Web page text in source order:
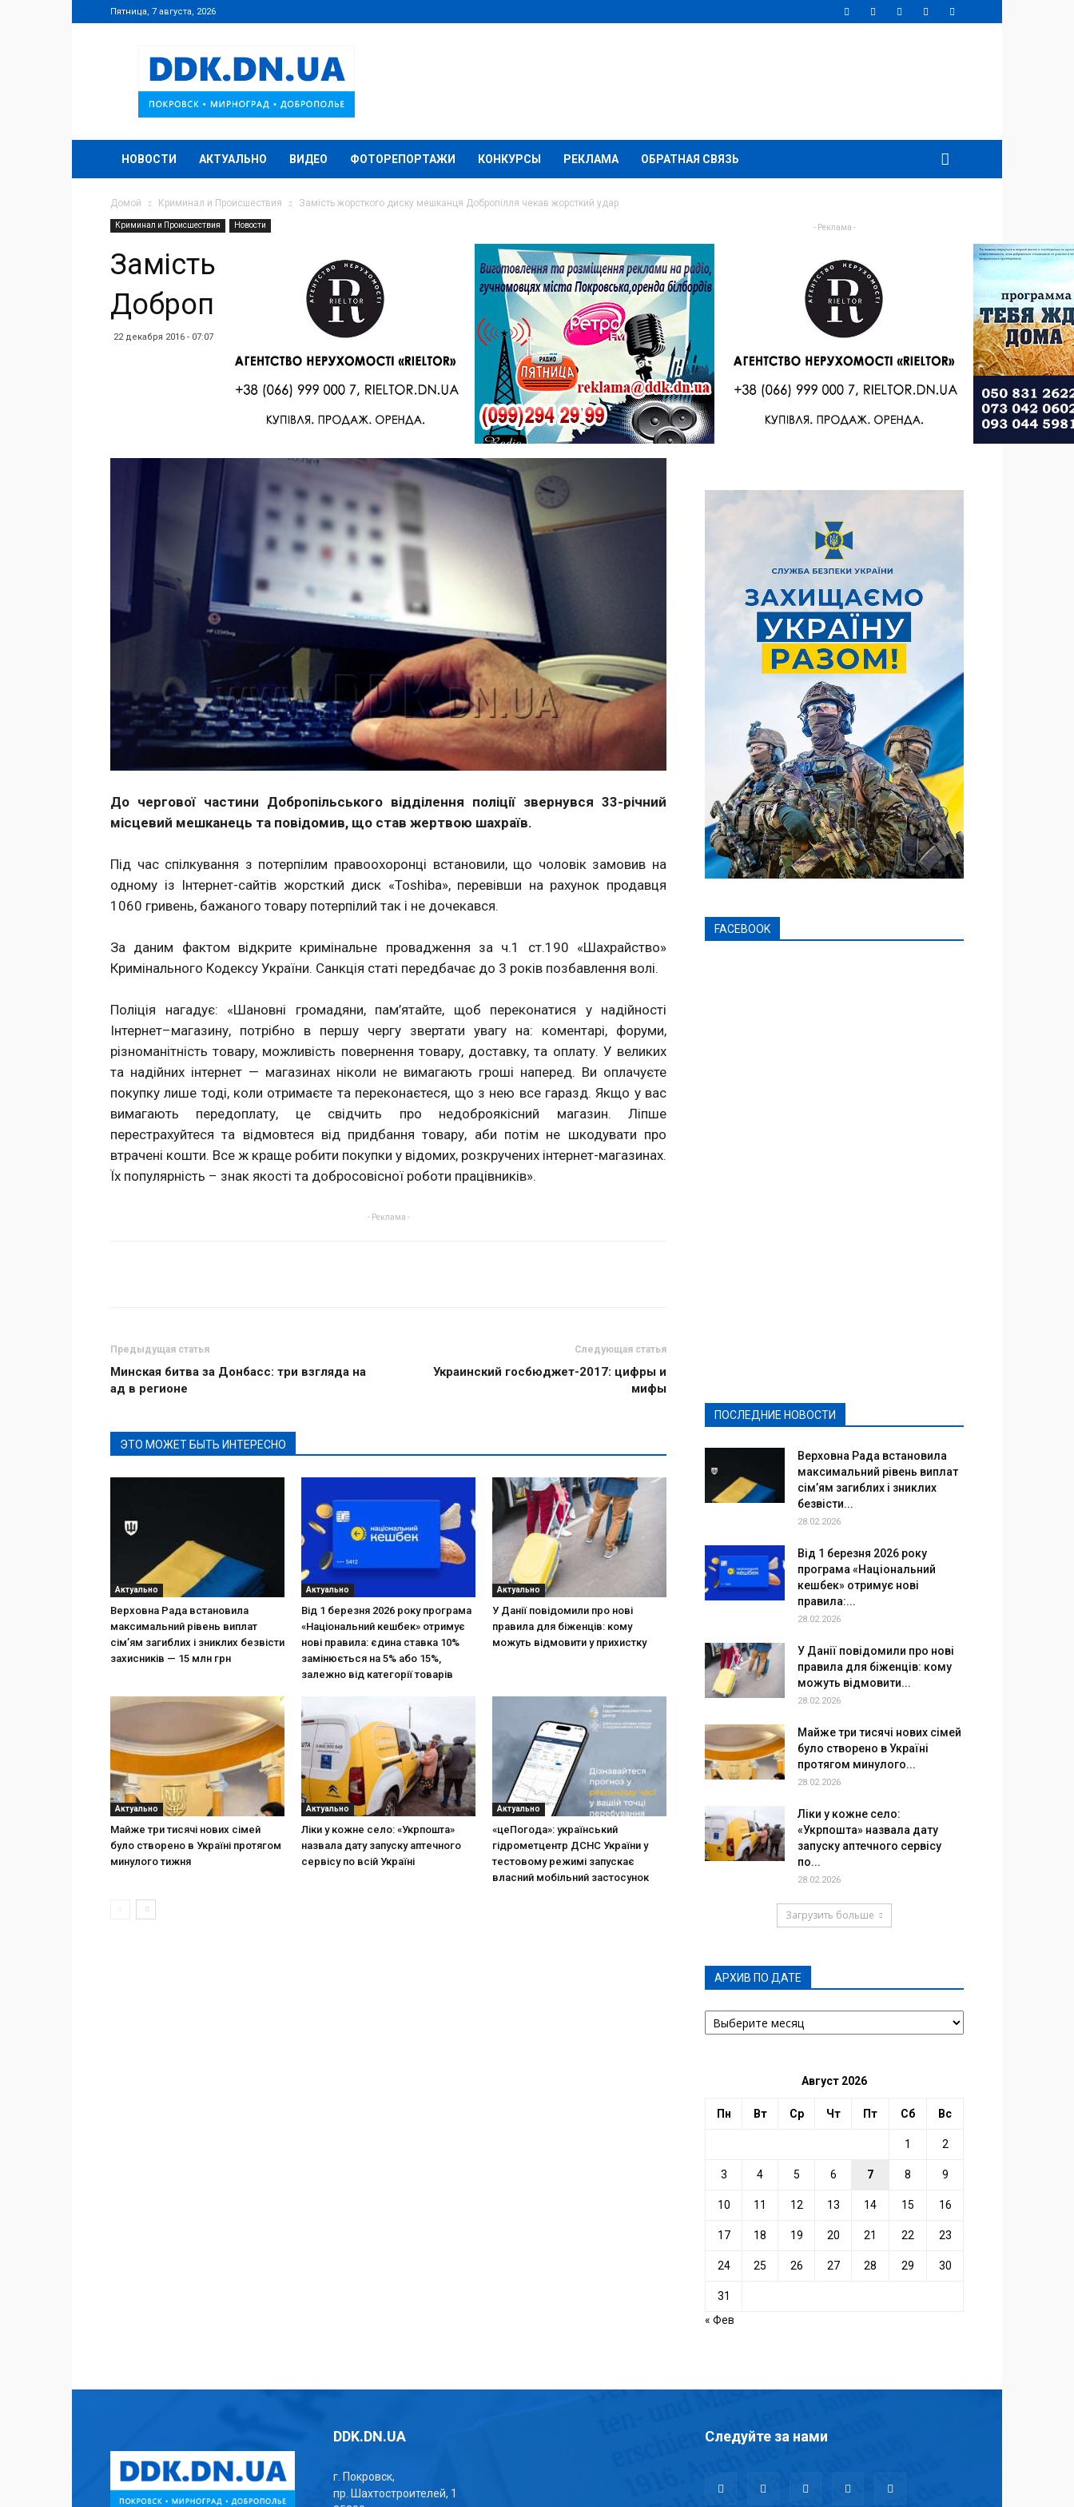
Пятница, 7 августа, 2026
DDK.DN.UA
НОВОСТИ АКТУАЛЬНО ВИДЕО ФОТОРЕПОРТАЖИ КОНКУРСЫ РЕКЛАМА ОБРАТНАЯ СВЯЗЬ
Домой Криминал и Происшествия Замість жорсткого диску мешканця Добропілля чекав жорсткий удар
Криминал и Происшествия Новости
Замість жорсткого диску мешканця
Добропілля чекав жорсткий удар
22 декабря 2016 - 07:07
До чергової частини Добропільського відділення поліції звернувся 33-річний
місцевий мешканець та повідомив, що став жертвою шахраїв.
Під час спілкування з потерпілим правоохоронці встановили, що чоловік замовив на
одному із Інтернет-сайтів жорсткий диск «Toshiba», перевівши на рахунок продавця
1060 гривень, бажаного товару потерпілий так і не дочекався.
За даним фактом відкрите кримінальне провадження за ч.1 ст.190 «Шахрайство»
Кримінального Кодексу України. Санкція статі передбачає до 3 років позбавлення волі.
Поліція нагадує: «Шановні громадяни, пам’ятайте, щоб переконатися у надійності
Інтернет–магазину, потрібно в першу чергу звертати увагу на: коментарі, форуми,
різноманітність товару, можливість повернення товару, доставку, та оплату. У великих
та надійних інтернет — магазинах ніколи не вимагають гроші наперед. Ви оплачуєте
покупку лише тоді, коли отримаєте та переконаєтеся, що з нею все гаразд. Якщо у вас
вимагають передоплату, це свідчить про недоброякісний магазин. Ліпше
перестрахуйтеся та відмовтеся від придбання товару, аби потім не шкодувати про
втрачені кошти. Все ж краще робити покупки у відомих, розкручених інтернет-магазинах.
Їх популярність – знак якості та добросовісної роботи працівників».
- Реклама -
Предыдущая статья
Минская битва за Донбасс: три взгляда на
ад в регионе
Следующая статья
Украинский госбюджет-2017: цифры и
мифы
ЭТО МОЖЕТ БЫТЬ ИНТЕРЕСНО
Актуально
Верховна Рада встановила
максимальний рівень виплат
сім’ям загиблих і зниклих безвісти
захисників — 15 млн грн
Актуально
Від 1 березня 2026 року програма
«Національний кешбек» отримує
нові правила: єдина ставка 10%
замінюється на 5% або 15%,
залежно від категорії товарів
Актуально
У Данії повідомили про нові
правила для біженців: кому
можуть відмовити у прихистку
Актуально
Майже три тисячі нових сімей
було створено в Україні протягом
минулого тижня
Актуально
Ліки у кожне село: «Укрпошта»
назвала дату запуску аптечного
сервісу по всій Україні
Актуально
«цеПогода»: український
гідрометцентр ДСНС України у
тестовому режимі запускає
власний мобільний застосунок
- Реклама -
FACEBOOK
ПОСЛЕДНИЕ НОВОСТИ
Верховна Рада встановила
максимальний рівень виплат
сім’ям загиблих і зниклих
безвісти...
28.02.2026
Від 1 березня 2026 року
програма «Національний
кешбек» отримує нові
правила:...
28.02.2026
У Данії повідомили про нові
правила для біженців: кому
можуть відмовити...
28.02.2026
Майже три тисячі нових сімей
було створено в Україні
протягом минулого...
28.02.2026
Ліки у кожне село:
«Укрпошта» назвала дату
запуску аптечного сервісу
по...
28.02.2026
Загрузить больше
АРХИВ ПО ДАТЕ
АРХИВ
ПО
Август 2026
Пн Вт Ср Чт Пт Сб Вс
1 2
3 4 5 6 7 8 9
10 11 12 13 14 15 16
17 18 19 20 21 22 23
24 25 26 27 28 29 30
31
« Фев
DDK.DN.UA
г. Покровск,
пр. Шахтостроителей, 1
Следуйте за нами